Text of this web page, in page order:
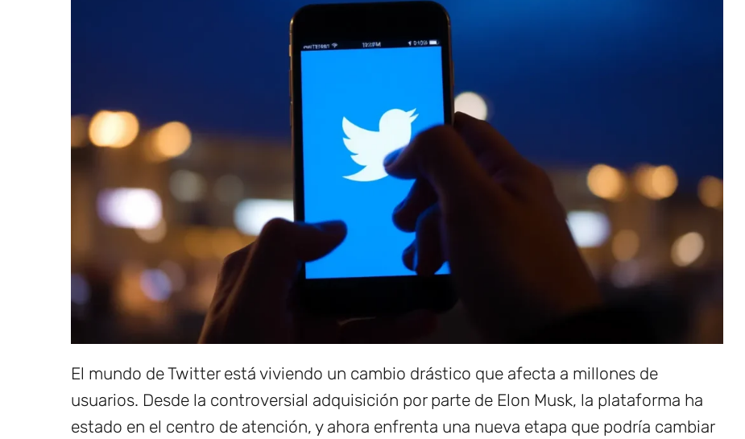
El mundo de Twitter está viviendo un cambio drástico que afecta a millones de
usuarios. Desde la controversial adquisición por parte de Elon Musk, la plataforma ha
estado en el centro de atención, y ahora enfrenta una nueva etapa que podría cambiar